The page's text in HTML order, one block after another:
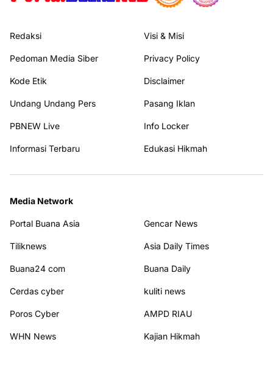
Redaksi Visi & Misi
Pedoman Media Siber Privacy Policy
Kode Etik Disclaimer
Undang Undang Pers Pasang Iklan
PBNEW Live Info Locker
Informasi Terbaru Edukasi Hikmah
Media Network
Portal Buana Asia Gencar News
Tiliknews Asia Daily Times
Buana24 com Buana Daily
Cerdas cyber kuliti news
Poros Cyber AMPD RIAU
WHN News Kajian Hikmah